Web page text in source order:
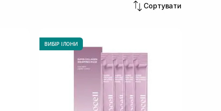
Сортувати
ВИБІР ІЛОНИ